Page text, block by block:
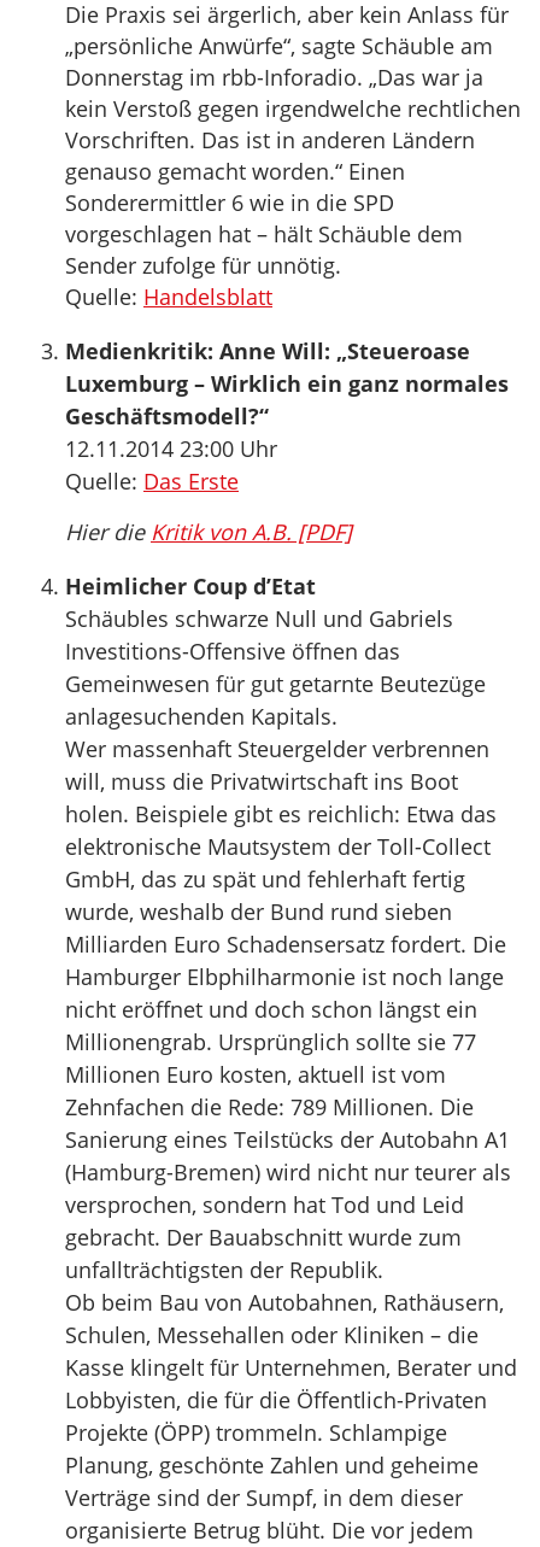
Die Praxis sei ärgerlich, aber kein Anlass für
„persönliche Anwürfe“, sagte Schäuble am
Donnerstag im rbb-Inforadio. „Das war ja
kein Verstoß gegen irgendwelche rechtlichen
Vorschriften. Das ist in anderen Ländern
genauso gemacht worden.“ Einen
Sonderermittler 6 wie in die SPD
vorgeschlagen hat – hält Schäuble dem
Sender zufolge für unnötig.
Quelle: Handelsblatt
Medienkritik: Anne Will: „Steueroase
Luxemburg – Wirklich ein ganz normales
Geschäftsmodell?“
12.11.2014 23:00 Uhr
Quelle: Das Erste
Hier die Kritik von A.B. [PDF]
Heimlicher Coup d’Etat
Schäubles schwarze Null und Gabriels
Investitions-Offensive öffnen das
Gemeinwesen für gut getarnte Beutezüge
anlagesuchenden Kapitals.
Wer massenhaft Steuergelder verbrennen
will, muss die Privatwirtschaft ins Boot
holen. Beispiele gibt es reichlich: Etwa das
elektronische Mautsystem der Toll-Collect
GmbH, das zu spät und fehlerhaft fertig
wurde, weshalb der Bund rund sieben
Milliarden Euro Schadensersatz fordert. Die
Hamburger Elbphilharmonie ist noch lange
nicht eröffnet und doch schon längst ein
Millionengrab. Ursprünglich sollte sie 77
Millionen Euro kosten, aktuell ist vom
Zehnfachen die Rede: 789 Millionen. Die
Sanierung eines Teilstücks der Autobahn A1
(Hamburg-Bremen) wird nicht nur teurer als
versprochen, sondern hat Tod und Leid
gebracht. Der Bauabschnitt wurde zum
unfallträchtigsten der Republik.
Ob beim Bau von Autobahnen, Rathäusern,
Schulen, Messehallen oder Kliniken – die
Kasse klingelt für Unternehmen, Berater und
Lobbyisten, die für die Öffentlich-Privaten
Projekte (ÖPP) trommeln. Schlampige
Planung, geschönte Zahlen und geheime
Verträge sind der Sumpf, in dem dieser
organisierte Betrug blüht. Die vor jedem